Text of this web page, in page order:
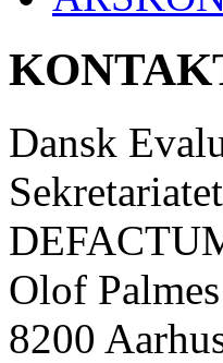
Dansk
Olof
8200